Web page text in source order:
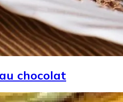
chocolat